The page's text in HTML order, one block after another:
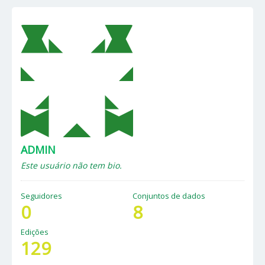
ADMIN
Este usuário não tem bio.
Seguidores
0
Conjuntos de dados
8
Edições
129